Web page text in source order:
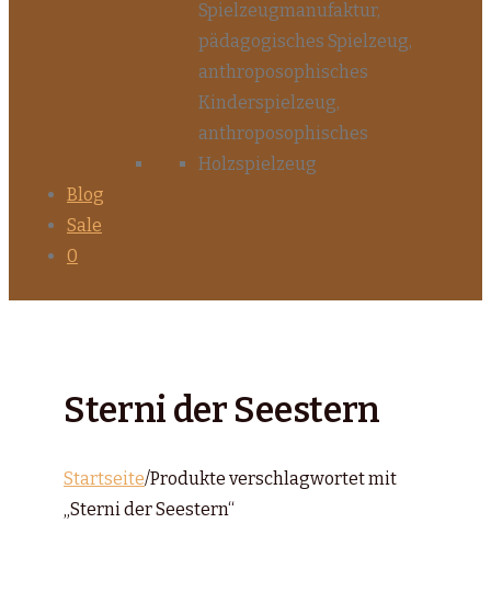
Blog
Sale
0
Sterni der Seestern
Startseite/Produkte verschlagwortet mit
„Sterni der Seestern“